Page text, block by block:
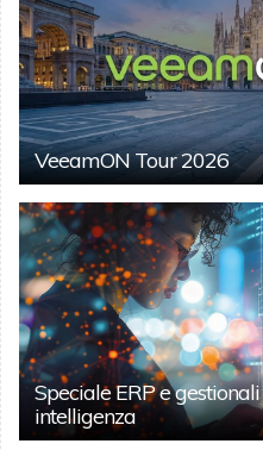
VeeamON Tour 2026
Speciale ERP e
intelligenza